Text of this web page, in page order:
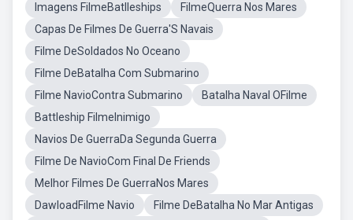
Imagens FilmeBatlleships
FilmeQuerra Nos Mares
Capas De Filmes De Guerra'S Navais
Filme DeSoldados No Oceano
Filme DeBatalha Com Submarino
Filme NavioContra Submarino
Batalha Naval OFilme
Battleship FilmeInimigo
Navios De GuerraDa Segunda Guerra
Filme De NavioCom Final De Friends
Melhor Filmes De GuerraNos Mares
DawloadFilme Navio
Filme DeBatalha No Mar Antigas